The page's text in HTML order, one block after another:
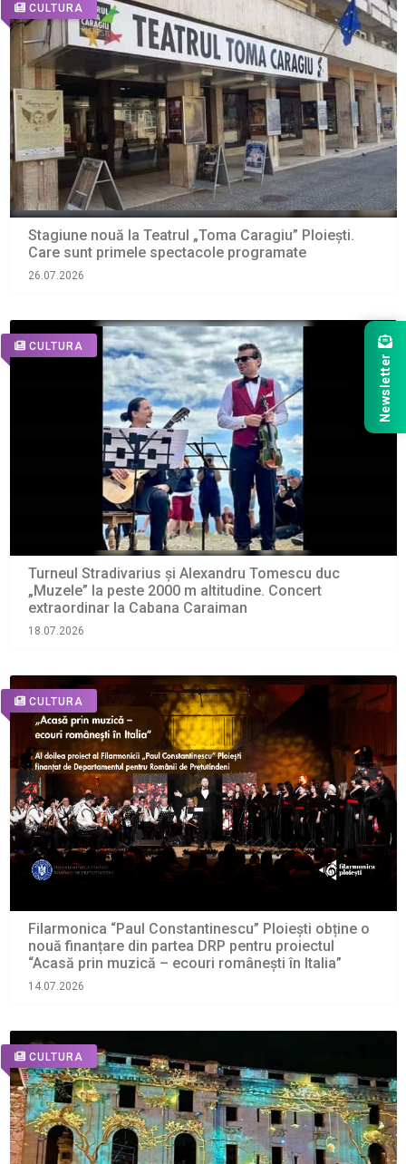
CULTURA
Stagiune nouă la Teatrul „Toma Caragiu” Ploiești.
Care sunt primele spectacole programate
26.07.2026
CULTURA
Turneul Stradivarius și Alexandru Tomescu duc
„Muzele” la peste 2000 m altitudine. Concert
extraordinar la Cabana Caraiman
18.07.2026
CULTURA
Filarmonica “Paul Constantinescu” Ploiești obține o
nouă finanțare din partea DRP pentru proiectul
“Acasă prin muzică – ecouri românești în Italia”
14.07.2026
CULTURA
Newsletter